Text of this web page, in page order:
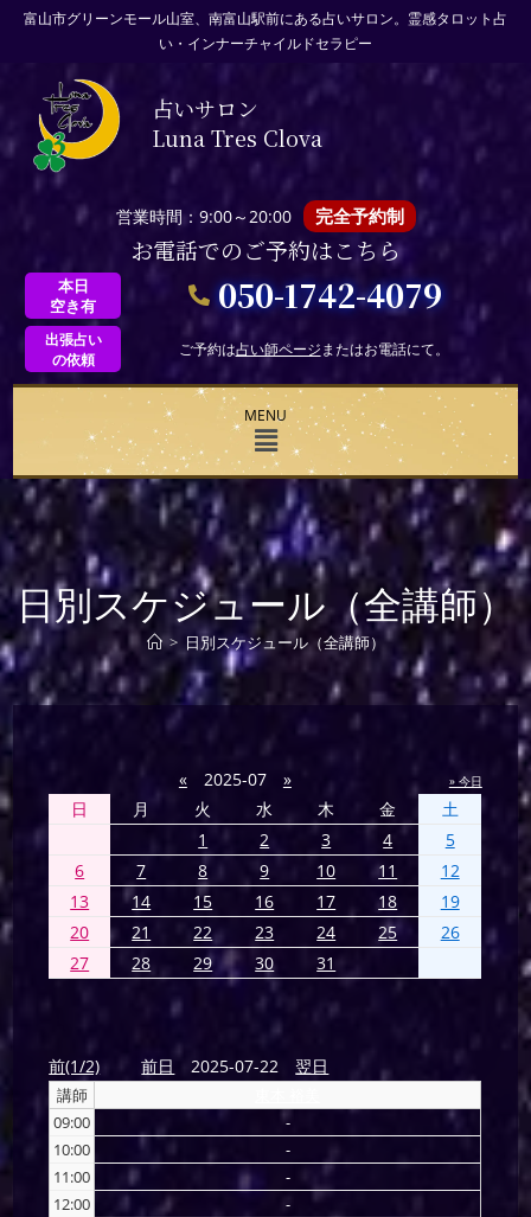
富山市グリーンモール山室、南富山駅前にある占いサロン。霊感タロット占
い・インナーチャイルドセラピー
占いサロン
Luna Tres Clova
営業時間：9:00～20:00 完全予約制
お電話でのご予約はこちら
本日
空き有
050-1742-4079
出張占い
の依頼
ご予約は占い師ページまたはお電話にて。
MENU
日別スケジュール（全講師）
> 日別スケジュール（全講師）
« 2025-07 » » 今日
日 月 火 水 木 金
土
1
2 3 4
5
6
7 8 9 10 11
12
13
14 15 16 17 18
19
20
21 22 23 24 25
26
27
28 29 30 31
前(1/2) 前日 2025-07-22 翌日
講師
09:00
-
10:00
-
11:00
-
12:00
-